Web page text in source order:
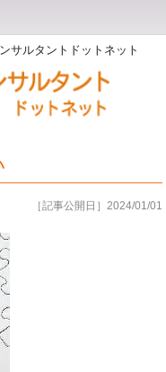
サルタントドットネット
［記事公開日］2024/01/01